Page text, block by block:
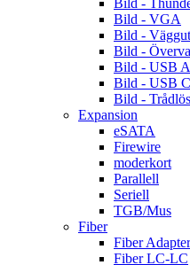
Bild -
Bild - VGA
Bild -
Bild -
Bild - USB A
Bild - USB C
Bild -
Expansion
eSATA
Firewire
moderkort
Parallell
Seriell
TGB/Mus
Fiber
Fiber Adapter
Fiber LC-LC